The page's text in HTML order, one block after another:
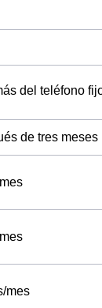
del teléfono
de tres meses
mes